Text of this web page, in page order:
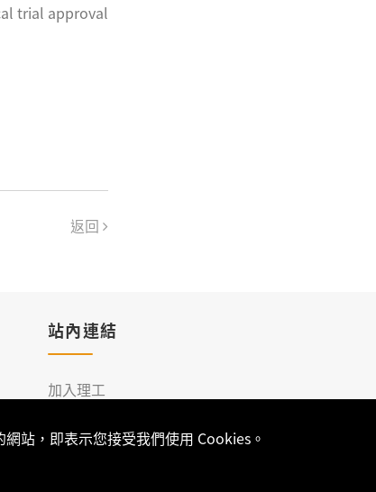
trial approval
返回
站，即表示您接受我們使用 Cookies。
站內連結
加入理工
聯絡我們